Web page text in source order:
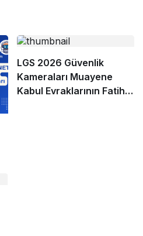
LGS 2026 Güvenlik
Kameraları Muayene
Kabul Evraklarının Fatih